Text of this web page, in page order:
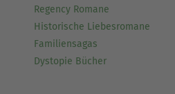
Regency Romane
Historische Liebesromane
Familiensagas
Dystopie Bücher